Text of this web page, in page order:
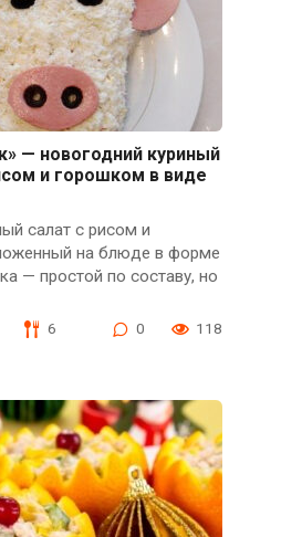
— новогодний куриный
и горошком в виде
салат с рисом и
на блюде в форме
— простой по составу, но
6 0 118